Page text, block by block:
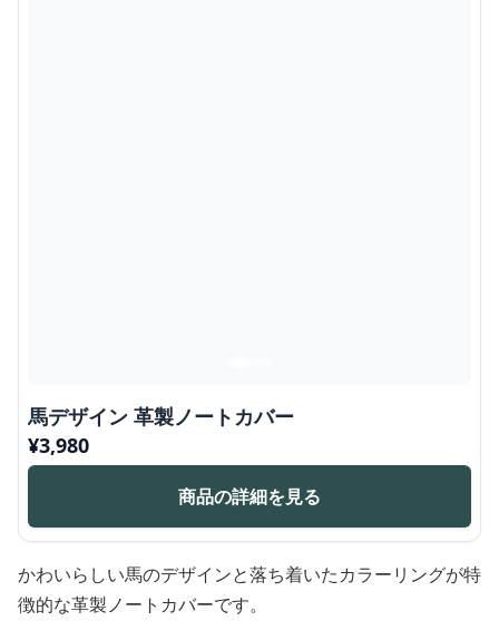
馬デザイン 革製ノートカバー
¥3,980
商品の詳細を見る
かわいらしい馬のデザインと落ち着いたカラーリングが特
徴的な革製ノートカバーです。